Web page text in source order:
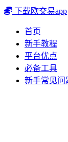
下载欧交易app
首页
新手教程
平台优点
必备工具
新手常见问